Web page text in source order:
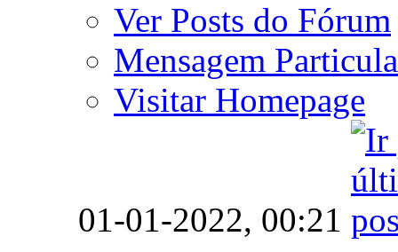
Ver Posts do Fórum
Mensagem
Visitar Homepage
01-01-2022, 00:21